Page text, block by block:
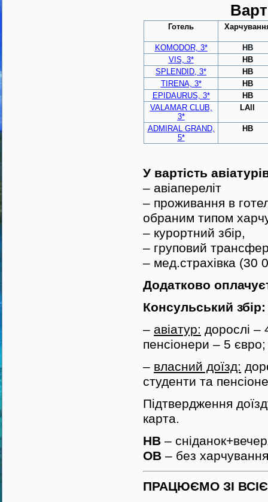
Готель
KOMODOR, 3*
HB
VIS, 3*
HB
SPLENDID, 3*
HB
TIRENA, 3*
HB
EPIDAURUS, 3*
HB
VALAMAR CLUB,
3*
LAll
ADMIRAL GRAND,
5*
HB
У вартість
– авіапереліт
– проживання в
обраним типом
– курортний збір,
– груповий
– мед.страхівка (30
Додатково
Консульський збір:
– авіатур: дорослі –
пенсіонери – 5 євро;
– власний доїзд:
студенти та
Підтвердження
карта.
HB –
ОВ – без харчування
ПРАЦЮЄМО ЗІ